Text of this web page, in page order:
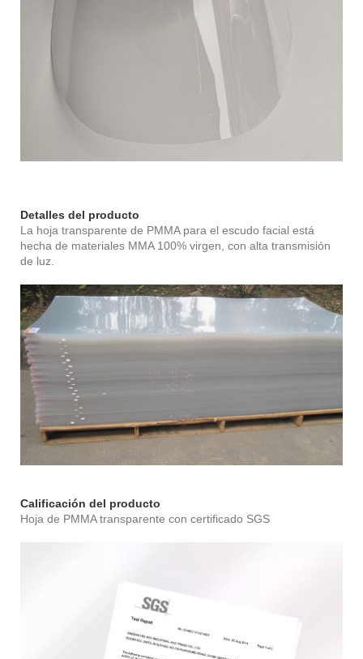
Detalles del producto
La hoja transparente de PMMA para el escudo facial está
hecha de materiales MMA 100% virgen, con alta transmisión
de luz.
Calificación del producto
Hoja de PMMA transparente con certificado SGS